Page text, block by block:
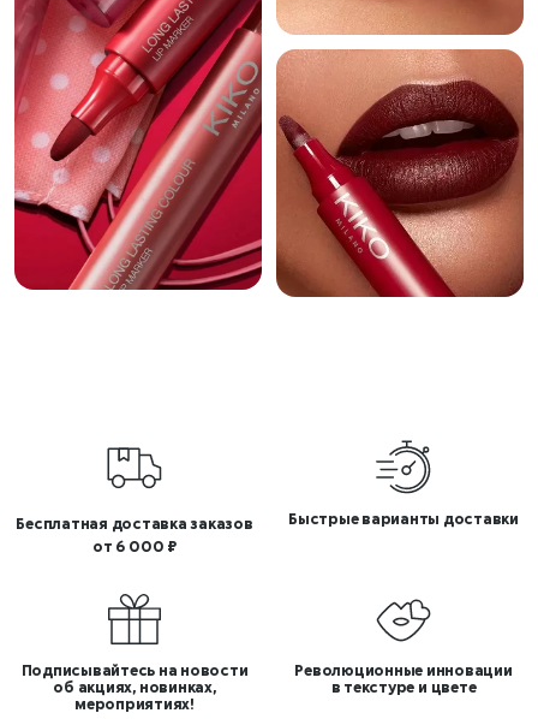
Бесплатная доставка заказов
от 6 000 ₽
Быстрые варианты доставки
Подписывайтесь на новости
об акциях, новинках,
мероприятиях!
Революционные инновации
в текстуре и цвете